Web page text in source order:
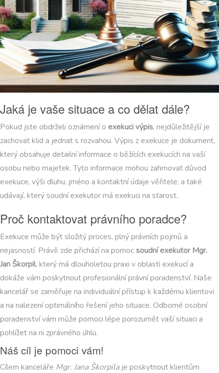
Jaká je vaše situace a co dělat dále?
Pokud jste obdrželi oznámení o exekuci výpis, nejdůležitější je
zachovat klid a jednat s rozvahou. Výpis z exekuce je dokument,
který obsahuje detailní informace o běžících exekucích na vaší
osobu nebo majetek. Tyto informace mohou zahrnovat důvod
exekuce, výši dluhu, jméno a kontaktní údaje věřitele, a také
udávají, který soudní exekutor má exekuci na starost.
Proč kontaktovat právního poradce?
Exekuce může být složitý proces, plný právních pojmů a
nejasností. Právě zde přichází na pomoc soudní exekutor Mgr.
Jan Škorpil, který má dlouholetou praxi v oblasti exekucí a
dokáže vám poskytnout profesionální právní poradenství. Naše
kancelář se zaměřuje na individuální přístup k každému klientovi
a na nalezení optimálního řešení jeho situace. Odborné osobní
poradenství vám může pomoci lépe porozumět vaší situaci a
pohlížet na ni zprávného úhlu.
Náš cíl je pomoci vám!
Cílem kanceláře Mgr. Jana Škorpilaje poskytnout klientům